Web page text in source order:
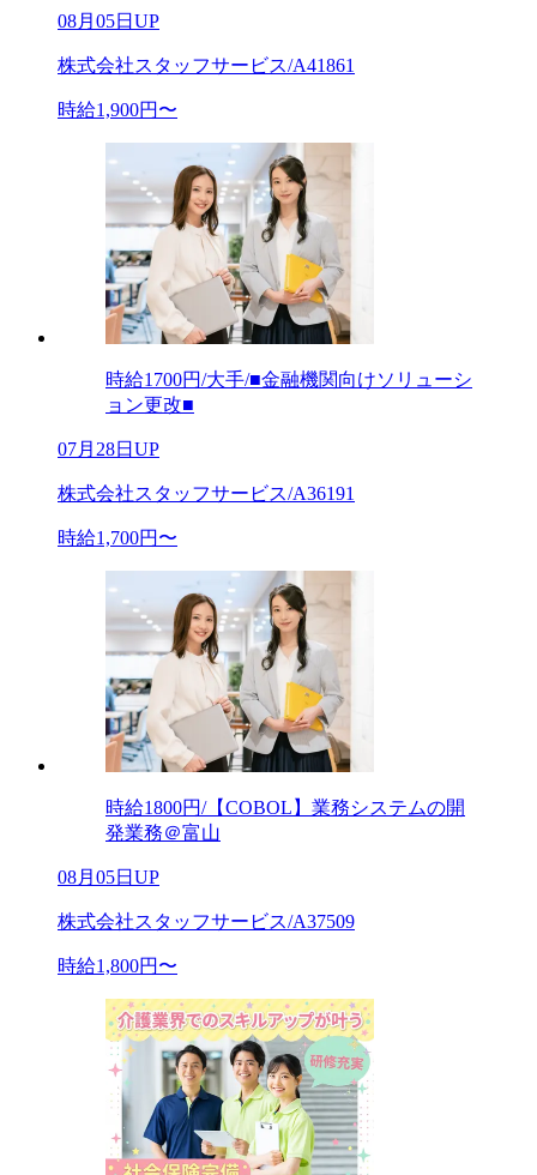
08月05日UP
株式会社スタッフサービス/A41861
時給1,900円〜
時給1700円/大手/■金融機関向けソリューシ
ョン更改■
07月28日UP
株式会社スタッフサービス/A36191
時給1,700円〜
時給1800円/【COBOL】業務システムの開
発業務＠富山
08月05日UP
株式会社スタッフサービス/A37509
時給1,800円〜